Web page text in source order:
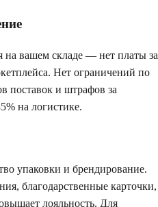
на вашем складе — нет платы за
Нет ограничений по
поставок и штрафов за
на логистике.
упаковки и брендирование.
благодарственные карточки,
лояльность. Для